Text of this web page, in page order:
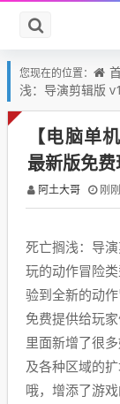
您现在的位置：
浅：导演剪辑版
【电脑单
最新版免
阿土大哥 刚刚
死亡搁浅：导
玩的动作冒险
验到全新的动
免费提供给玩
里面新增了很
及各种区域的
哦，增添了游